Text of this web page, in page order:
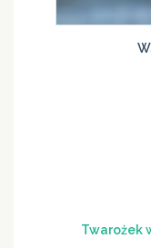
Twarożek